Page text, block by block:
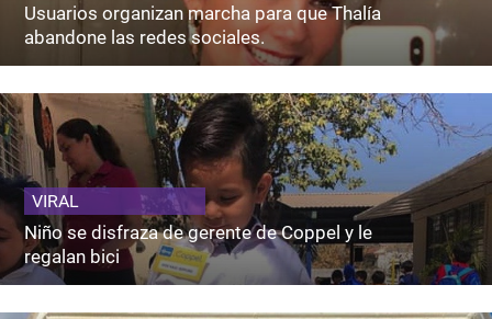
Usuarios organizan marcha para que Thalía
abandone las redes sociales.
VIRAL
Niño se disfraza de gerente de Coppel y le
regalan bici